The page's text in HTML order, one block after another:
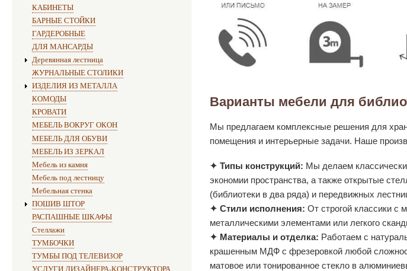
Варианты мебели для
Мы предлагаем комплексные решения для
помещения и интерьерные задачи. Наше
✦ Типы конструкций: Мы делаем
экономии пространства, а также открытые
(библиотеки в два ряда) и передвижных
✦ Стили исполнения: От строгой классики с
металлическими элементами или легкого
✦ Материалы и отделка: Работаем с
крашенным МДФ с фрезеровкой любой
матовое или тонированное стекло в
КАБИНЕТЫ
БАРНЫЕ СТОЙКИ
ГАРДЕРОБНЫЕ
ДЛЯ МАНСАРДЫ
Деревянная лестница
ЖУРНАЛЬНЫЕ СТОЛИКИ
ИЗДЕЛИЯ ИЗ МЕТАЛЛА
КОМОДЫ
КРОВАТИ
МЕБЕЛЬ ВОКРУГ ОКОН
МЕБЕЛЬ ДЛЯ ОБУВИ
МЕБЕЛЬ ИЗ ЗЕРКАЛ
Мебель из камня
Мебель под лестницу
Мебельная стенка
ПОШИВ ШТОР
РАСПАШНЫЕ ШКАФЫ
Стеллажи
ТУМБОЧКИ
ТУМБЫ ПОД ТЕЛЕВИЗОР